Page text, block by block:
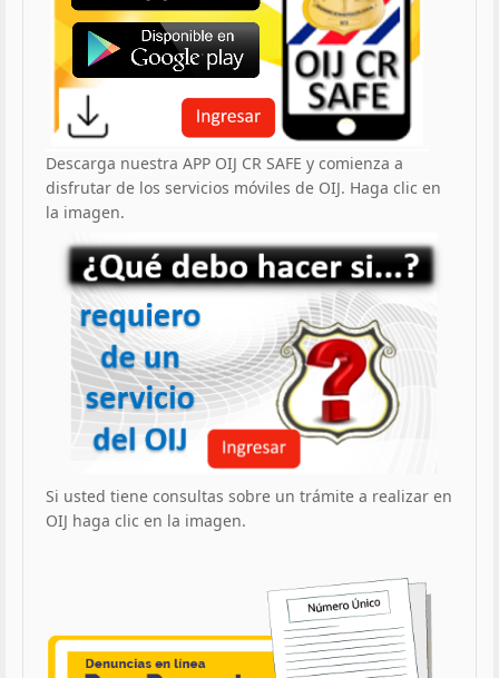
Descarga nuestra APP OIJ CR SAFE y comienza a
disfrutar de los servicios móviles de OIJ. Haga clic en
la imagen.
Si usted tiene consultas sobre un trámite a realizar en
OIJ haga clic en la imagen.